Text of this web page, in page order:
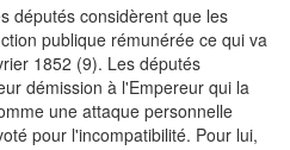
députés considèrent que les
publique rémunérée ce qui va
1852 (9). Les députés
démission à l'Empereur qui la
une attaque personnelle
pour l'incompatibilité. Pour lui,